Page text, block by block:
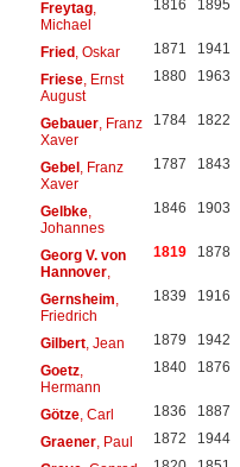
Freytag,
Michael
1816 1895
Fried, Oskar 1871 1941
Friese, Ernst
August
1880 1963
Gebauer, Franz
Xaver
1784 1822
Gebel, Franz
Xaver
1787 1843
Gelbke,
Johannes
1846 1903
Georg V. von
Hannover,
1819 1878
Gernsheim
Friedrich
1839 1916
Gilbert, Jean 1879 1942
Goetz,
Hermann
1840 1876
Götze, Carl 1836 1887
Graener, Paul 1872 1944